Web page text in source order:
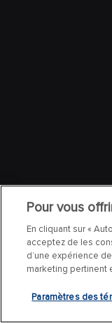
Pour vous
En cliquant sur «
acceptez de les
d’une expérience
marketing pertinent
Paramètres des